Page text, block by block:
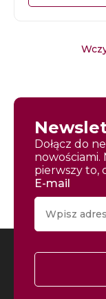
Dołącz do
nowościami.
pierwszy to,
E-mail